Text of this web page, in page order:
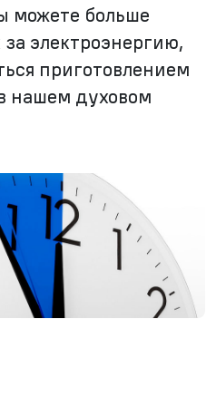
можете больше
электроэнергию,
приготовлением
нашем духовом